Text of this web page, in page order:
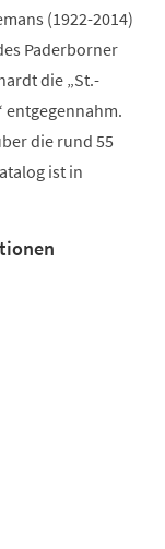
(1922-2014)
Paderborner
die „St.-
entgegennahm.
die rund 55
ist in